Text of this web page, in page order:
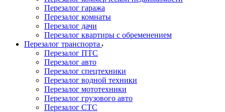
Перезалог гаража
Перезалог комнаты
Перезалог дачи
Перезалог квартиры с обременением
Перезалог транспорта
Перезалог ПТС
Перезалог авто
Перезалог спецтехники
Перезалог водной техники
Перезалог мототехники
Перезалог грузового авто
Перезалог СТС